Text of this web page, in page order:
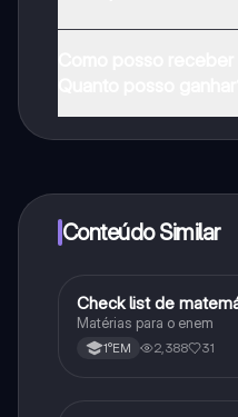
Conteúdo Similar
Matematica
Check list de
Matérias para o enem
1°EM 2,388 31